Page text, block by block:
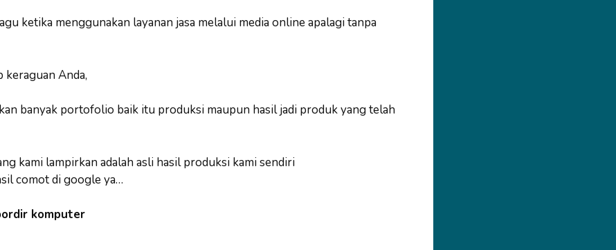
ketika menggunakan layanan jasa melalui media online apalagi tanpa
keraguan Anda,
banyak portofolio baik itu produksi maupun hasil jadi produk yang telah
kami lampirkan adalah asli hasil produksi kami sendiri
comot di google ya…
komputer